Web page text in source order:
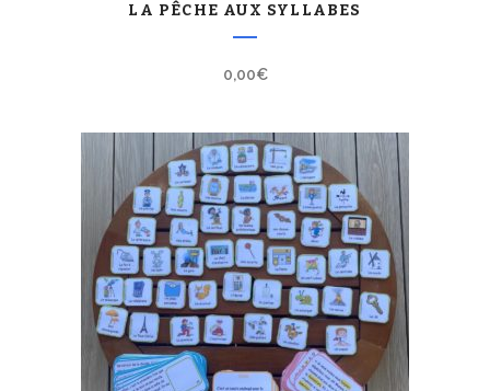
LA PÊCHE AUX SYLLABES
0,00€